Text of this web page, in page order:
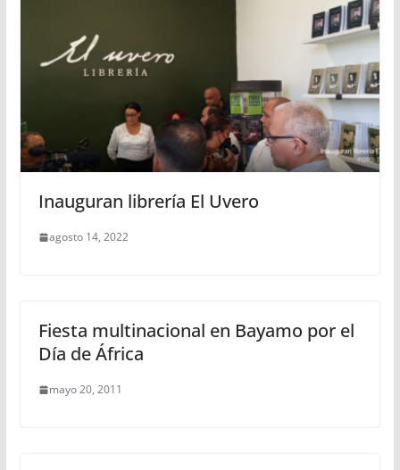
Inauguran librería El Uvero
agosto 14, 2022
Fiesta multinacional en Bayamo por el
Día de África
mayo 20, 2011